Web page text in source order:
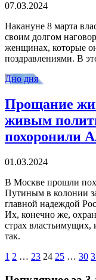
07.03.2024
Накануне 8 марта
своим долгом
женщинах, которые
поздравлениями. В
Дно дня
Прощание
живым
похоронили
01.03.2024
В Москве прошли
Путиным в колонии
главной надеждой
Их, конечно же,
страх властьимущих,
так.
1 2 … 23 24 25 … 30